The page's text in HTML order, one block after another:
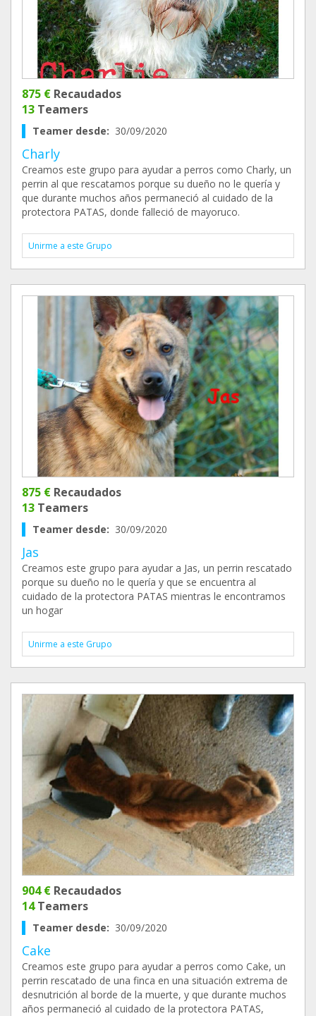
875 € Recaudados
13 Teamers
Teamer desde: 30/09/2020
Charly
Creamos este grupo para ayudar a perros como Charly, un
perrin al que rescatamos porque su dueño no le quería y
que durante muchos años permaneció al cuidado de la
protectora PATAS, donde falleció de mayoruco.
Unirme a este Grupo
875 € Recaudados
13 Teamers
Teamer desde: 30/09/2020
Jas
Creamos este grupo para ayudar a Jas, un perrin rescatado
porque su dueño no le quería y que se encuentra al
cuidado de la protectora PATAS mientras le encontramos
un hogar
Unirme a este Grupo
904 € Recaudados
14Teamers
Teamer desde: 30/09/2020
Cake
Creamos este grupo para ayudar a perros como Cake, un
perrin rescatado de una finca en una situación extrema de
desnutrición al borde de la muerte, y que durante muchos
años permaneció al cuidado de la protectora PATAS,